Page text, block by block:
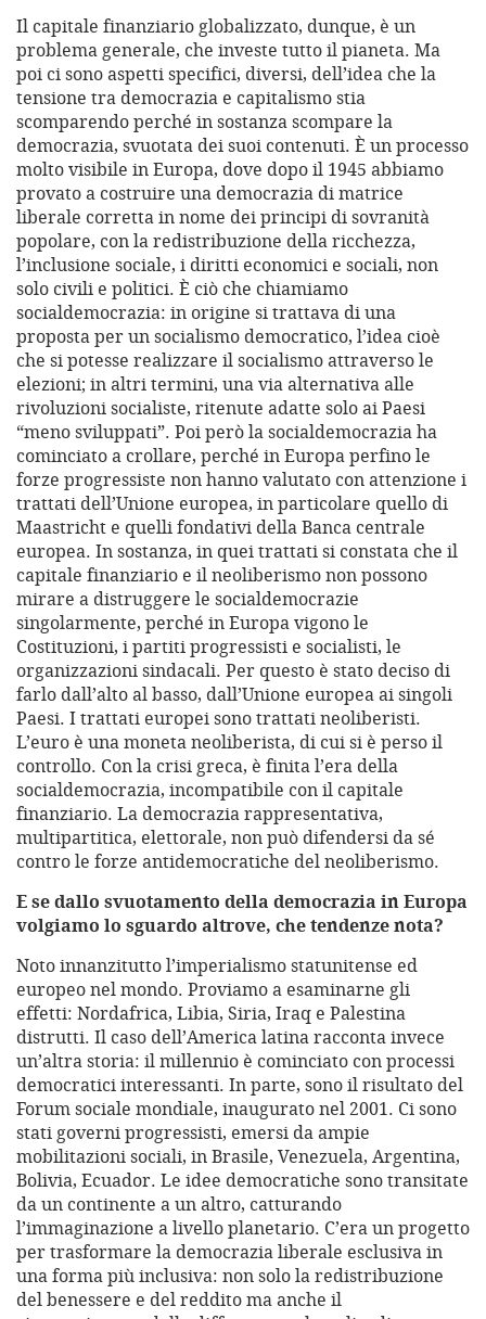
Il capitale finanziario globalizzato, dunque, è un
problema generale, che investe tutto il pianeta. Ma
poi ci sono aspetti specifici, diversi, dell’idea che la
tensione tra democrazia e capitalismo stia
scomparendo perché in sostanza scompare la
democrazia, svuotata dei suoi contenuti. È un processo
molto visibile in Europa, dove dopo il 1945 abbiamo
provato a costruire una democrazia di matrice
liberale corretta in nome dei principi di sovranità
popolare, con la redistribuzione della ricchezza,
l’inclusione sociale, i diritti economici e sociali, non
solo civili e politici. È ciò che chiamiamo
socialdemocrazia: in origine si trattava di una
proposta per un socialismo democratico, l’idea cioè
che si potesse realizzare il socialismo attraverso le
elezioni; in altri termini, una via alternativa alle
rivoluzioni socialiste, ritenute adatte solo ai Paesi
“meno sviluppati”. Poi però la socialdemocrazia ha
cominciato a crollare, perché in Europa perfino le
forze progressiste non hanno valutato con attenzione i
trattati dell’Unione europea, in particolare quello di
Maastricht e quelli fondativi della Banca centrale
europea. In sostanza, in quei trattati si constata che il
capitale finanziario e il neoliberismo non possono
mirare a distruggere le socialdemocrazie
singolarmente, perché in Europa vigono le
Costituzioni, i partiti progressisti e socialisti, le
organizzazioni sindacali. Per questo è stato deciso di
farlo dall’alto al basso, dall’Unione europea ai singoli
Paesi. I trattati europei sono trattati neoliberisti.
L’euro è una moneta neoliberista, di cui si è perso il
controllo. Con la crisi greca, è finita l’era della
socialdemocrazia, incompatibile con il capitale
finanziario. La democrazia rappresentativa,
multipartitica, elettorale, non può difendersi da sé
contro le forze antidemocratiche del neoliberismo.
E se dallo svuotamento della democrazia in Europa
volgiamo lo sguardo altrove, che tendenze nota?
Noto innanzitutto l’imperialismo statunitense ed
europeo nel mondo. Proviamo a esaminarne gli
effetti: Nordafrica, Libia, Siria, Iraq e Palestina
distrutti. Il caso dell’America latina racconta invece
un’altra storia: il millennio è cominciato con processi
democratici interessanti. In parte, sono il risultato del
Forum sociale mondiale, inaugurato nel 2001. Ci sono
stati governi progressisti, emersi da ampie
mobilitazioni sociali, in Brasile, Venezuela, Argentina,
Bolivia, Ecuador. Le idee democratiche sono transitate
da un continente a un altro, catturando
l’immaginazione a livello planetario. C’era un progetto
per trasformare la democrazia liberale esclusiva in
una forma più inclusiva: non solo la redistribuzione
del benessere e del reddito ma anche il